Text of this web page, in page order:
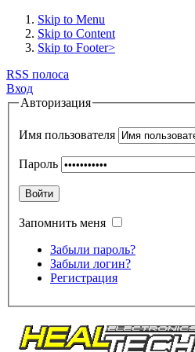
Skip to Menu
Skip to Content
Skip to Footer>
RSS полоса
Вход
Авторизация
Имя пользователя
Пароль
Войти
Запомнить меня
Забыли пароль?
Забыли логин?
Регистрация